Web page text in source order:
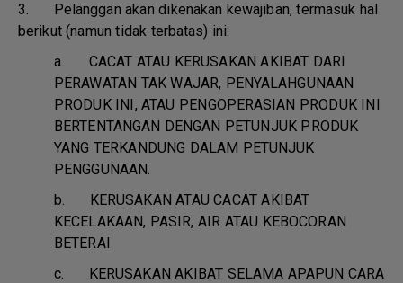
3. Pelanggan akan dikenakan kewajiban, termasuk hal
berikut (namun tidak terbatas) ini:
a. CACAT ATAU KERUSAKAN AKIBAT DARI
PERAWATAN TAK WAJAR, PENYALAHGUNAAN
PRODUK INI, ATAU PENGOPERASIAN PRODUK INI
BERTENTANGAN DENGAN PETUNJUK PRODUK
YANG TERKANDUNG DALAM PETUNJUK
PENGGUNAAN.
b. KERUSAKAN ATAU CACAT AKIBAT
KECELAKAAN, PASIR, AIR ATAU KEBOCORAN
BETERAI
c. KERUSAKAN AKIBAT SELAMA APAPUN CARA